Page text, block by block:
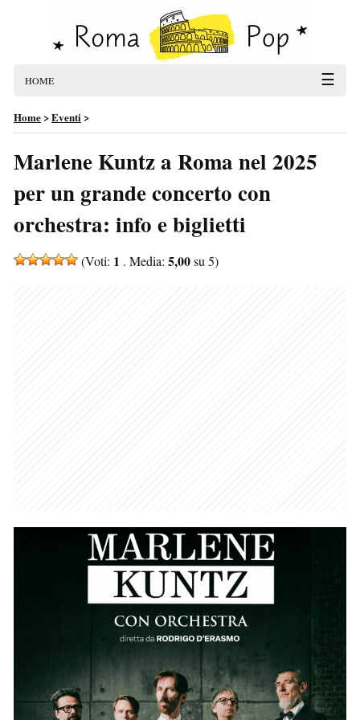
HOME ☰
Home>Eventi>
Marlene Kuntz a Roma nel 2025
per un grande concerto con
orchestra: info e biglietti
(Voti: 1 . Media: 5,00su 5)